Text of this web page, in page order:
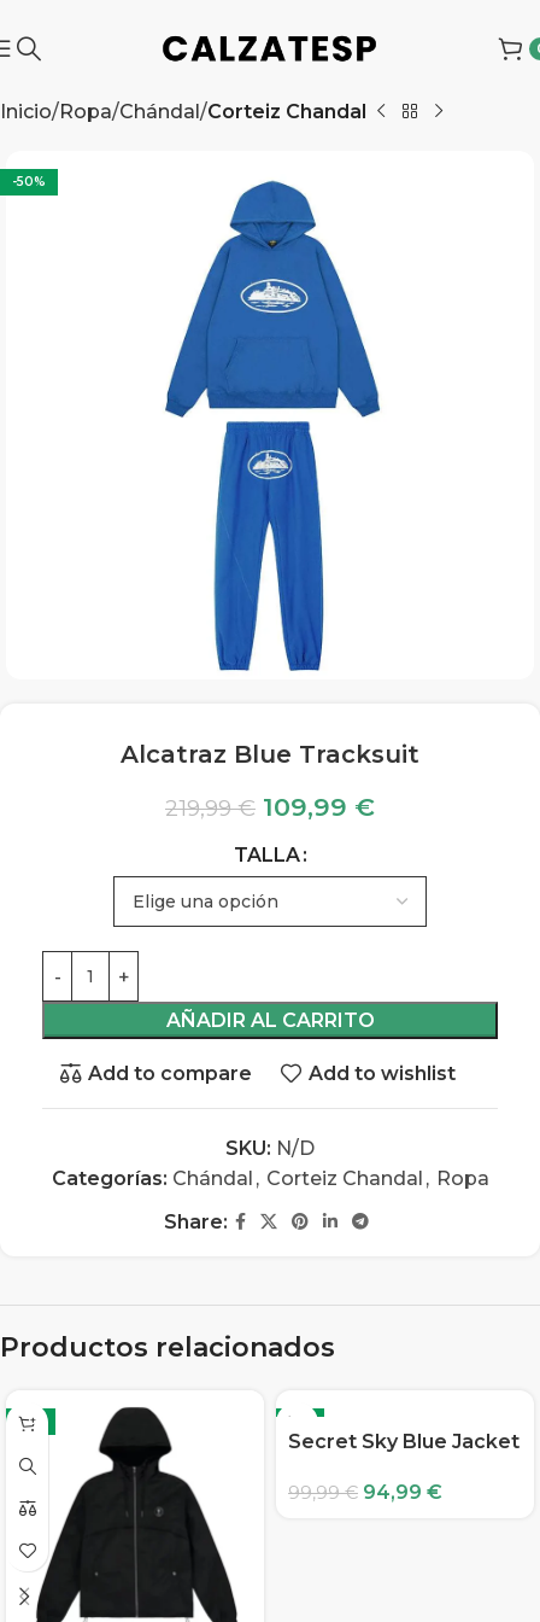
Inicio Ropa Chándal Corteiz Chandal
-50%
Alcatraz Blue Tracksuit
219,99€ 109,99 €
TALLA
AÑADIR AL CARRITO
Add to compare Add to wishlist
SKU: N/D
Categorías: Chándal , Corteiz Chandal , Ropa
Share:
Productos relacionados
-6% -5%
Secret Sky Blue Jacket
99,99€ 94,99 €